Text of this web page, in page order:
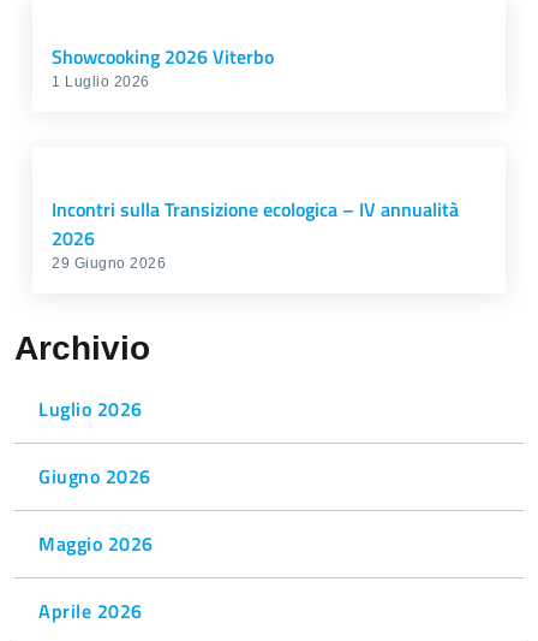
Showcooking 2026 Viterbo
1 Luglio 2026
Incontri sulla Transizione ecologica – IV annualità
2026
29 Giugno 2026
Archivio
Luglio 2026
Giugno 2026
Maggio 2026
Aprile 2026